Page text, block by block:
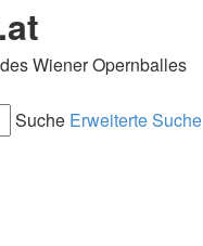
Wiener Opernballes
Suche Erweiterte Suche